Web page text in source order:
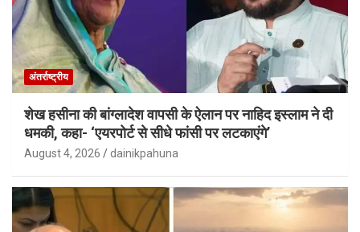
अंतर्राष्ट्रीय
शेख हसीना की बांग्लादेश वापसी के ऐलान पर नाहिद इस्लाम ने दी
धमकी, कहा- ‘एयरपोर्ट से सीधे फांसी पर लटकाएंगे’
August 4, 2026 dainikpahuna